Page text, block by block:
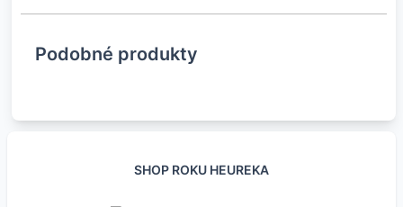
Podobné produkty
SHOP ROKU HEUREKA